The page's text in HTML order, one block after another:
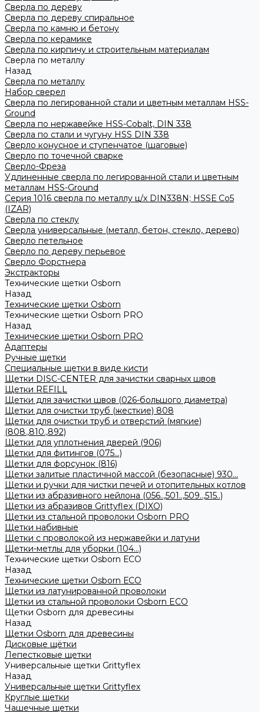
Сверла по дереву
Сверла по дереву спиральное
Сверла по камню и бетону
Сверла по керамике
Сверла по кирпичу и строительным материалам
Сверла по металлу
Назад
Сверла по металлу
Набор сверел
Сверла по легированной стали и цветным металлам HSS-
Ground
Сверла по нержавейке HSS-Cobalt, DIN 338
Сверла по стали и чугуну HSS DIN 338
Сверло конусное и ступенчатое (шаговые)
Сверло по точечной сварке
Сверло-Фреза
Удлиненные сверла по легированной стали и цветным
металлам HSS-Ground
Серия 1016 сверла по металлу ц/х DIN338N; HSSЕ Со5
(IZAR)
Сверла по стеклу
Сверла универсальные (металл, бетон, стекло, дерево)
Сверло петельное
Сверло по дереву перьевое
Сверло Форстнера
Экстракторы
Технические щетки Osborn
Назад
Технические щетки Osborn
Технические щетки Osborn PRO
Назад
Технические щетки Osborn PRO
Адаптеры
Ручные щетки
Специальные щетки в виде кисти
Щетки DISC-CENTER для зачистки сварных швов
Щетки REFILL
Щетки для зачистки швов (026-большого диаметра)
Щетки для очистки труб (жесткие) 808
Щетки для очистки труб и отверстий (мягкие)
(808.,810.,892)
Щетки для уплотнения дверей (906)
Щетки для фитингов (075...)
Щетки для форсунок (816)
Щетки залитые пластичной массой (безопасные) 930...
Щетки и ручки для чистки печей и отопительных котлов
Щетки из абразивного нейлона (056..,501..,509..,515..)
Щетки из абразивов Grittyflex (DIXO)
Щетки из стальной проволоки Osborn PRO
Щетки набивные
Щетки с проволокой из нержавейки и латуни
Щетки-метлы для уборки (104...)
Технические щетки Osborn ЕСО
Назад
Технические щетки Osborn ЕСО
Щетки из латунированной проволоки
Щетки из стальной проволоки Osborn ECO
Щетки Osborn для древесины
Назад
Щетки Osborn для древесины
Дисковые щётки
Лепестковые щетки
Универсальные щетки Grittyflex
Назад
Универсальные щетки Grittyflex
Круглые щетки
Чашечные щетки